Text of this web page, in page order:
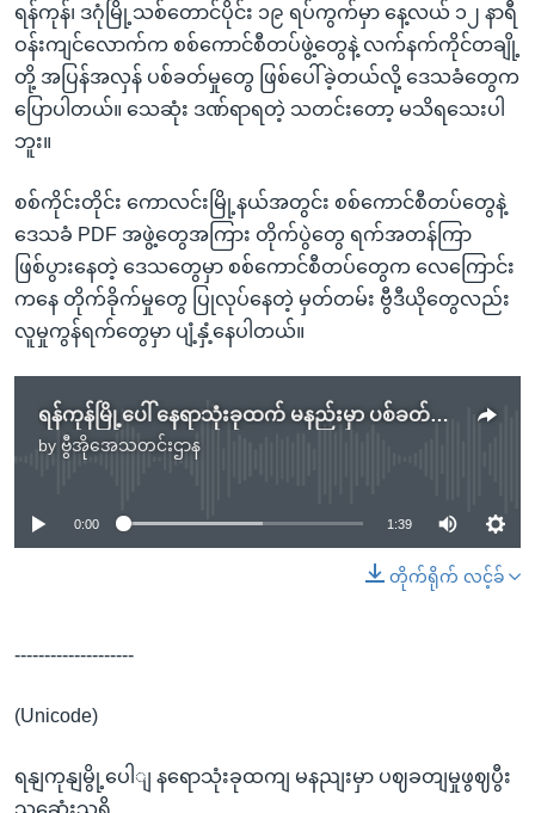
ရန်ကုန်၊ ဒဂုံမြို့သစ်တောင်ပိုင်း ၁၉ ရပ်ကွက်မှာ နေ့လယ် ၁၂ နာရီ
ဝန်းကျင်လောက်က စစ်ကောင်စီတပ်ဖွဲ့တွေနဲ့ လက်နက်ကိုင်တချို့
တို့ အပြန်အလှန် ပစ်ခတ်မှုတွေ ဖြစ်ပေါ်ခဲ့တယ်လို့ ဒေသခံတွေက
ပြောပါတယ်။ သေဆုံး ဒဏ်ရာရတဲ့ သတင်းတော့ မသိရသေးပါ
ဘူး။
စစ်ကိုင်းတိုင်း ကောလင်းမြို့နယ်အတွင်း စစ်ကောင်စီတပ်တွေနဲ့
ဒေသခံ PDF အဖွဲ့တွေအကြား တိုက်ပွဲတွေ ရက်အတန်ကြာ
ဖြစ်ပွားနေတဲ့ ဒေသတွေမှာ စစ်ကောင်စီတပ်တွေက လေကြောင်း
ကနေ တိုက်ခိုက်မှုတွေ ပြုလုပ်နေတဲ့ မှတ်တမ်း ဗွီဒီယိုတွေလည်း
လူမှုကွန်ရက်တွေမှာ ပျံ့နှံ့နေပါတယ်။
ရန်ကုန်မြို့ပေါ် နေရာသုံးခုထက် မနည်းမှာ ပစ်ခတ်မှုဖြစ်ပြီး သေဆုံးသူရှိ
by ဗွီအိုအေသတင်းဌာန
No media source currently available
0:00 1:39
တိုက်ရိုက် လင့်ခ်
--------------------
(Unicode)
ရနျကုနျမွို့ပေါျ နရောသုံးခုထကျ မနညျးမှာ ပဈခတျမှုဖွဈပွီး
သဆေုံးသူရှိ